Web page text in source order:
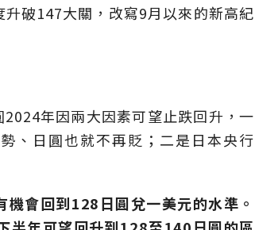
破147大關，改寫9月以來的新高紀
年因兩大因素可望止跌回升，一
、日圓也就不再貶；二是日本央行
會回到128日圓兌一美元的水準。